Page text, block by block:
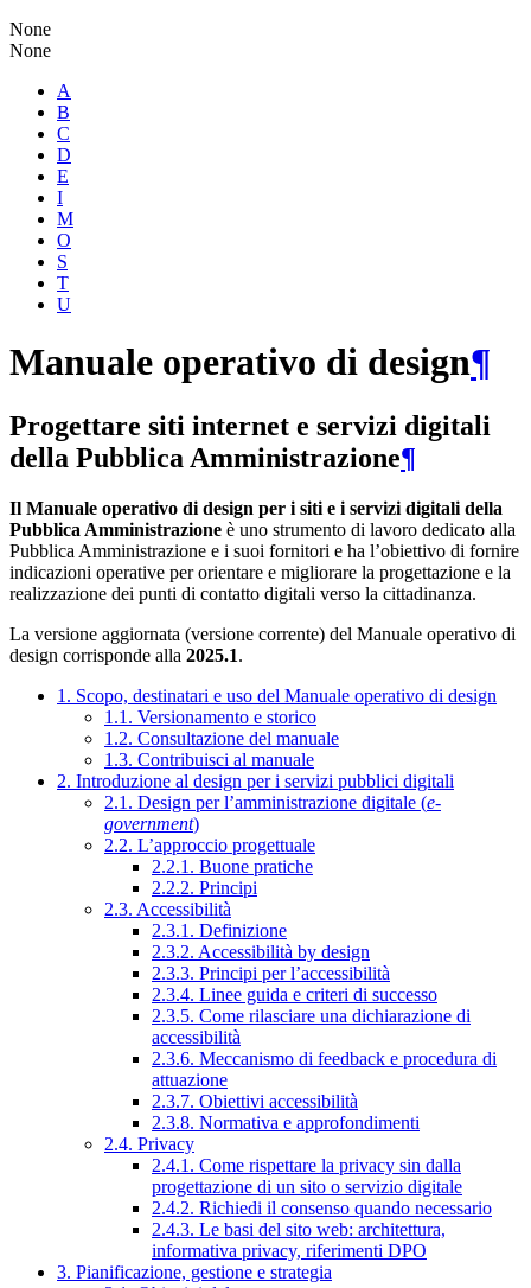
None
None
A
B
C
D
E
I
M
O
S
T
U
Manuale operativo di design¶
Progettare siti internet e servizi digitali
della Pubblica Amministrazione¶
Il Manuale operativo di design per i siti e i servizi digitali della
Pubblica Amministrazione è uno strumento di lavoro dedicato alla
Pubblica Amministrazione e i suoi fornitori e ha l’obiettivo di fornire
indicazioni operative per orientare e migliorare la progettazione e la
realizzazione dei punti di contatto digitali verso la cittadinanza.
La versione aggiornata (versione corrente) del Manuale operativo di
design corrisponde alla 2025.1.
1. Scopo, destinatari e uso del Manuale operativo di design
1.1. Versionamento e storico
1.2. Consultazione del manuale
1.3. Contribuisci al manuale
2. Introduzione al design per i servizi pubblici digitali
2.1. Design per l’amministrazione digitale (e-
government)
2.2. L’approccio progettuale
2.2.1. Buone pratiche
2.2.2. Principi
2.3. Accessibilità
2.3.1. Definizione
2.3.2. Accessibilità by design
2.3.3. Principi per l’accessibilità
2.3.4. Linee guida e criteri di successo
2.3.5. Come rilasciare una dichiarazione di
accessibilità
2.3.6. Meccanismo di feedback e procedura di
attuazione
2.3.7. Obiettivi accessibilità
2.3.8. Normativa e approfondimenti
2.4. Privacy
2.4.1. Come rispettare la privacy sin dalla
progettazione di un sito o servizio digitale
2.4.2. Richiedi il consenso quando necessario
2.4.3. Le basi del sito web: architettura,
informativa privacy, riferimenti DPO
3. Pianificazione, gestione e strategia